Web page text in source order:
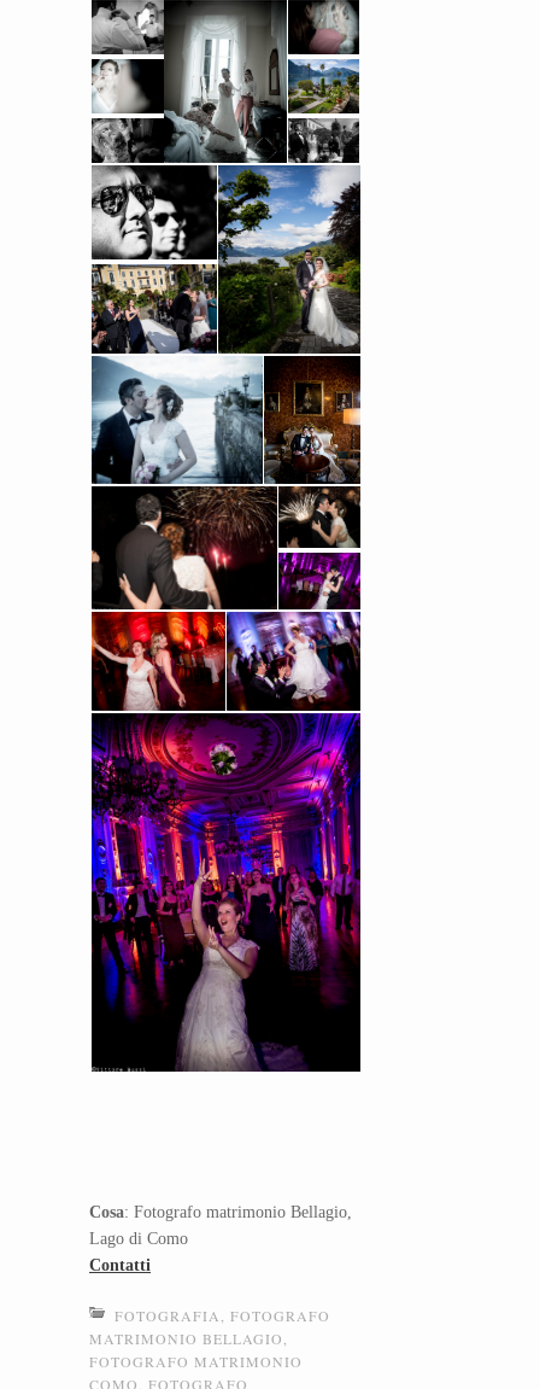
Cosa: Fotografo matrimonio Bellagio,
Lago di Como
Contatti
FOTOGRAFIA
FOTOGRAFO
MATRIMONIO BELLAGIO
FOTOGRAFO MATRIMONIO
COMO
FOTOGRAFO